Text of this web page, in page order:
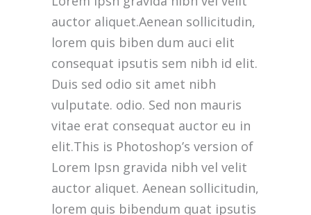
auctor aliquet.Aenean sollicitudin,
lorem quis biben dum auci elit
consequat ipsutis sem nibh id elit.
Duis sed odio sit amet nibh
vulputate. odio. Sed non mauris
vitae erat consequat auctor eu in
elit.This is Photoshop’s version of
Lorem Ipsn gravida nibh vel velit
auctor aliquet. Aenean sollicitudin,
lorem quis bibendum quat ipsutis